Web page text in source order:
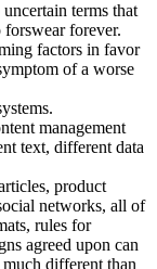
terms that
forever.
factors in favor
of a worse
management
text, different data
product
networks, all of
rules for
agreed upon can
different than